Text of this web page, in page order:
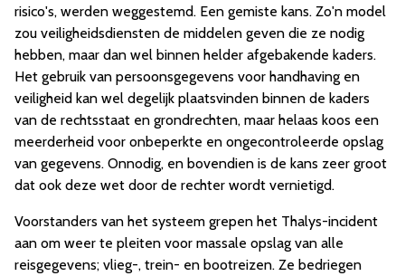
risico's, werden weggestemd. Een gemiste kans. Zo'n model
zou veiligheidsdiensten de middelen geven die ze nodig
hebben, maar dan wel binnen helder afgebakende kaders.
Het gebruik van persoonsgegevens voor handhaving en
veiligheid kan wel degelijk plaatsvinden binnen de kaders
van de rechtsstaat en grondrechten, maar helaas koos een
meerderheid voor onbeperkte en ongecontroleerde opslag
van gegevens. Onnodig, en bovendien is de kans zeer groot
dat ook deze wet door de rechter wordt vernietigd.
Voorstanders van het systeem grepen het Thalys-incident
aan om weer te pleiten voor massale opslag van alle
reisgegevens; vlieg-, trein- en bootreizen. Ze bedriegen